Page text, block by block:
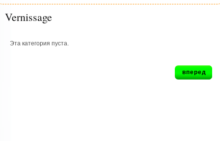
Vernissage
Эта категория пуста.
вперед